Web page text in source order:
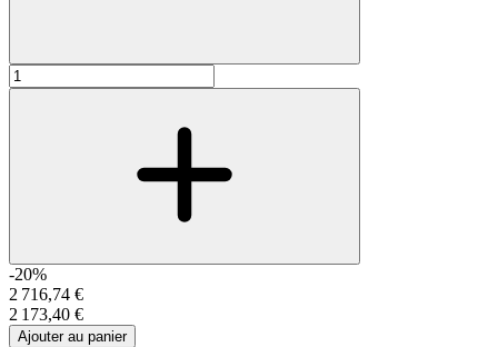
-20%
2 716,74 €
2 173,40 €
Ajouter au panier